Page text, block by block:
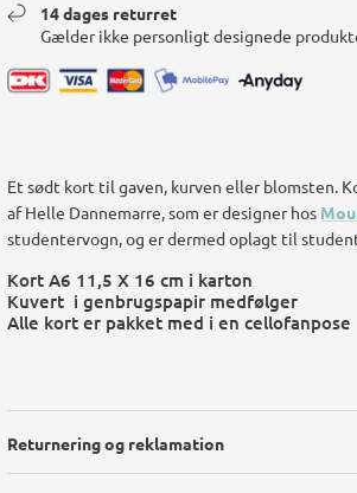
14 dages returret
Gælder ikke personligt designede
Et sødt kort til gaven, kurven eller blomsten.
af Helle Dannemarre, som er designer hos
studentervogn, og er dermed oplagt til
Kort A6 11,5 X 16 cm i karton
Kuvert i genbrugspapir medfølger
Alle kort er pakket med i en cellofanpose
Returnering og reklamation